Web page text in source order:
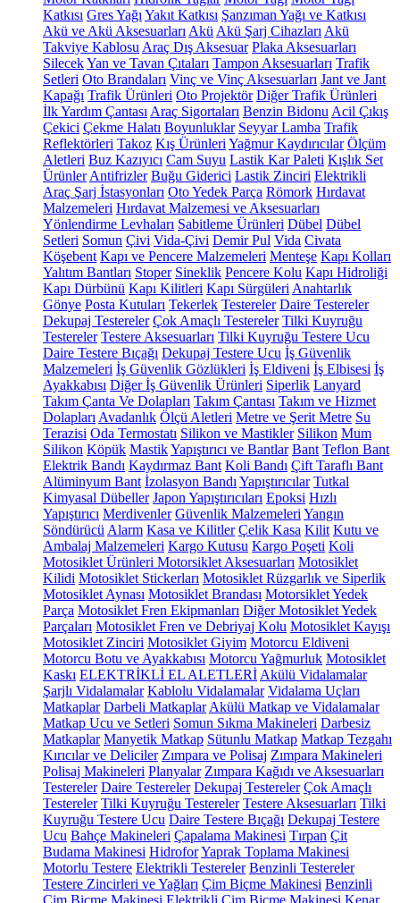
Katkısı Gres Yağı Yakıt Katkısı Şanzıman Yağı ve Katkısı
Akü ve Akü Aksesuarları Akü Akü Şarj Cihazları Akü
Takviye Kablosu Araç Dış Aksesuar Plaka Aksesuarları
SilecekYan ve Tavan Çıtaları Tampon Aksesuarları Trafik
Setleri Oto Brandaları Vinç ve Vinç Aksesuarları Jant ve Jant
Kapağı Trafik Ürünleri Oto Projektör Diğer Trafik Ürünleri
İlk Yardım Çantası Araç Sigortaları Benzin Bidonu Acil Çıkış
Çekici Çekme Halatı Boyunluklar Seyyar Lamba Trafik
Reflektörleri Takoz Kış Ürünleri Yağmur Kaydırıcılar Ölçüm
Aletleri Buz Kazıyıcı Cam Suyu Lastik Kar Paleti Kışlık Set
Ürünler Antifrizler Buğu Giderici Lastik Zinciri Elektrikli
Araç Şarj İstasyonları Oto Yedek Parça Römork Hırdavat
Malzemeleri Hırdavat Malzemesi ve Aksesuarları
Yönlendirme Levhaları Sabitleme Ürünleri Dübel Dübel
Setleri Somun Çivi Vida-Çivi Demir Pul Vida Civata
Köşebent Kapı ve Pencere Malzemeleri Menteşe Kapı Kolları
Yalıtım Bantları Stoper Sineklik Pencere Kolu Kapı Hidroliği
Kapı Dürbünü Kapı Kilitleri Kapı Sürgüleri Anahtarlık
Gönye Posta Kutuları Tekerlek Testereler Daire Testereler
Dekupaj Testereler Çok Amaçlı Testereler Tilki Kuyruğu
Testereler Testere Aksesuarları Tilki Kuyruğu Testere Ucu
Daire Testere Bıçağı Dekupaj Testere Ucu İş Güvenlik
Malzemeleri İş Güvenlik Gözlükleri İş Eldiveni İş Elbisesi İş
Ayakkabısı Diğer İş Güvenlik Ürünleri Siperlik Lanyard
Takım Çanta Ve Dolapları Takım Çantası Takım ve Hizmet
Dolapları Avadanlık Ölçü Aletleri Metre ve Şerit Metre Su
Terazisi Oda Termostatı Silikon ve Mastikler Silikon Mum
Silikon Köpük MastikYapıştırıcı ve Bantlar Bant Teflon Bant
Elektrik Bandı Kaydırmaz Bant Koli Bandı Çift Taraflı Bant
Alüminyum Bant İzolasyon Bandı Yapıştırıcılar Tutkal
Kimyasal Dübeller Japon Yapıştırıcıları Epoksi Hızlı
Yapıştırıcı Merdivenler Güvenlik Malzemeleri Yangın
Söndürücü Alarm Kasa ve Kilitler Çelik Kasa Kilit Kutu ve
Ambalaj Malzemeleri Kargo Kutusu Kargo Poşeti Koli
Motosiklet Ürünleri Motorsiklet Aksesuarları Motosiklet
Kilidi Motosiklet Stickerları Motosiklet Rüzgarlık ve Siperlik
Motosiklet Aynası Motosiklet Brandası Motorsiklet Yedek
Parça Motosiklet Fren Ekipmanları Diğer Motosiklet Yedek
Parçaları Motosiklet Fren ve Debriyaj Kolu Motosiklet Kayışı
Motosiklet Zinciri Motosiklet Giyim Motorcu Eldiveni
Motorcu Botu ve Ayakkabısı Motorcu Yağmurluk Motosiklet
Kaskı ELEKTRİKLİ EL ALETLERİ Akülü Vidalamalar
Şarjlı Vidalamalar Kablolu Vidalamalar Vidalama Uçları
Matkaplar Darbeli Matkaplar Akülü Matkap ve Vidalamalar
Matkap Ucu ve Setleri Somun Sıkma Makineleri Darbesiz
Matkaplar Manyetik Matkap Sütunlu Matkap Matkap Tezgahı
Kırıcılar ve Deliciler Zımpara ve Polisaj Zımpara Makineleri
Polisaj Makineleri Planyalar Zımpara Kağıdı ve Aksesuarları
Testereler Daire Testereler Dekupaj Testereler Çok Amaçlı
Testereler Tilki Kuyruğu Testereler Testere Aksesuarları Tilki
Kuyruğu Testere Ucu Daire Testere Bıçağı Dekupaj Testere
Ucu Bahçe Makineleri Çapalama Makinesi Tırpan Çit
Budama Makinesi HidroforYaprak Toplama Makinesi
Motorlu Testere Elektrikli Testereler Benzinli Testereler
Testere Zincirleri ve Yağları Çim Biçme Makinesi Benzinli
Çim Biçme Makinesi Elektrikli Çim Biçme Makinesi Kenar